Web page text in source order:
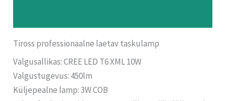
Tiross professionaalne laetav taskulamp
Valgusallikas: CREE LED T6 XML 10W
Valgustugevus: 450lm
Küljepealne lamp: 3W COB